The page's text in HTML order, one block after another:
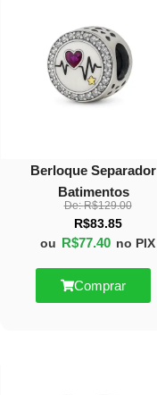
Berloque Separador
Batimentos
De:R$129.00
R$83.85
ou R$77.40 no PIX
Comprar